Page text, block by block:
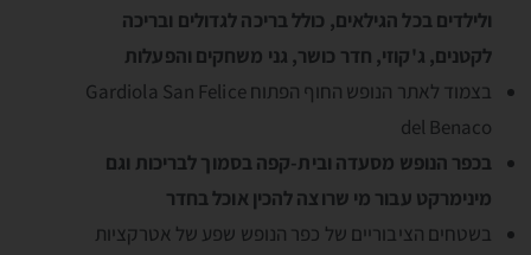
ולילדים בכל הגילאים, כולל בריכה לגדולים ובריכה
לקטנים, ג'קוזי, חדר כושר, גני משחקים והפעלות
בצמוד לאתר הנופש החוף הפתוח Gardiola San Felice
del Benaco
בכפר הנופש מסעדה ובית-קפה בסמוך לבריכות וגם
מינימרקט עבור מי שרוצה להכין אוכל בחדר
בשטחים הציבוריים של כפר הנופש שפע של אטרקציות